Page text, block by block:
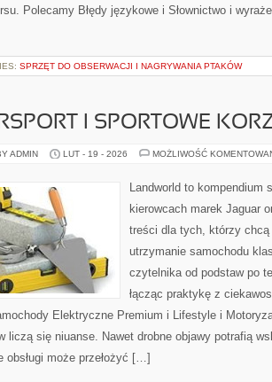
Polecamy Błędy językowe i Słownictwo i
SPRZĘT DO OBSERWACJI I NAGRYWANIA PTAKÓW
I SPORTOWE
ADMIN LUT - 19 - 2026 MOŻLIWOŚĆ
Landworld to kompendium
kierowcach marek Jaguar
treści dla tych, którzy chcą
utrzymanie samochodu
czytelnika od podstaw po
łącząc praktykę z
Elektryczne Premium i Lifestyle i
liczą się niuanse. Nawet drobne objawy potrafią
obsługi może przełożyć […]